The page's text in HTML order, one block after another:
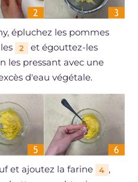
épluchez les pommes
2
et égouttez-les
les pressant avec une
d'eau végétale.
et ajoutez la farine 4 ,